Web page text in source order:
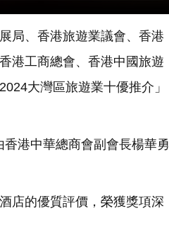
局、香港旅遊業議會、香港
港工商總會、香港中國旅遊
大灣區旅遊業十優推介」
港中華總商會副會長楊華勇
店的優質評價，榮獲獎項深